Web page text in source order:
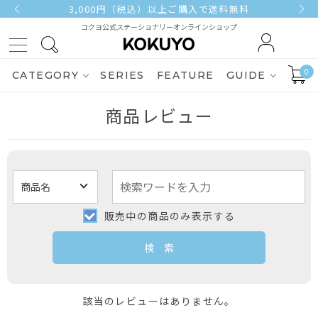
3,000円（税込）以上ご購入で送料無料
コクヨ公式ステーショナリーオンラインショップ
CATEGORY SERIES FEATURE GUIDE 0
商品レビュー
販売中の商品のみ表示する
該当のレビューはありません。